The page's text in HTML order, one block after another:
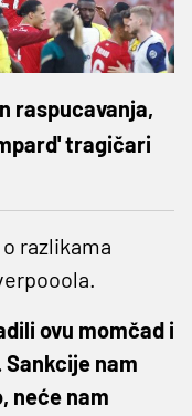
raspucavanja,
tragičari
razlikama
ovu momčad i
Sankcije nam
neće nam